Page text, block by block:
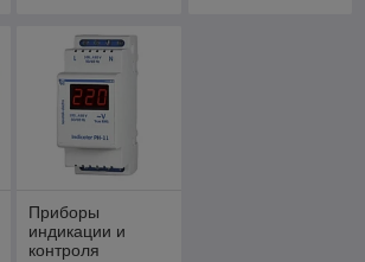
Приборы
индикации и
контроля